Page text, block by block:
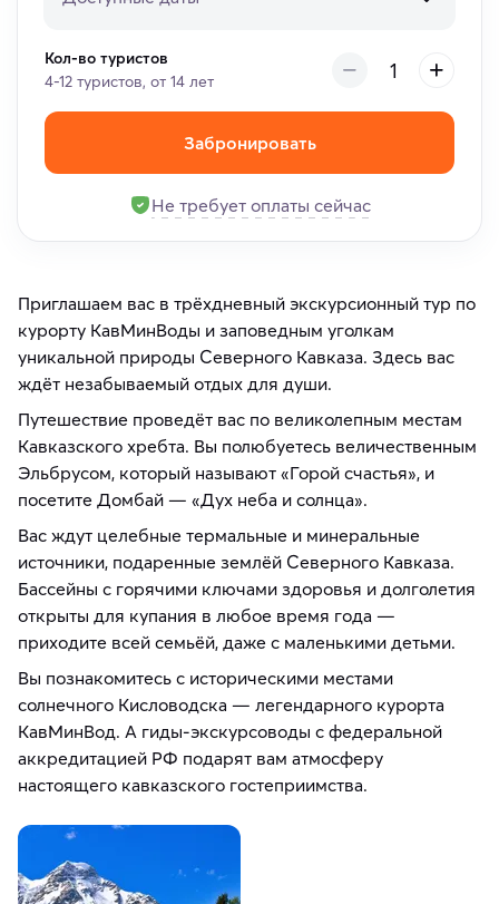
Кол-во туристов
4-12 туристов, от 14 лет
Забронировать
Не требует оплаты сейчас
Приглашаем вас в трёхдневный экскурсионный тур по
курорту КавМинВоды и заповедным уголкам
уникальной природы Северного Кавказа. Здесь вас
ждёт незабываемый отдых для души.
Путешествие проведёт вас по великолепным местам
Кавказского хребта. Вы полюбуетесь величественным
Эльбрусом, который называют «Горой счастья», и
посетите Домбай — «Дух неба и солнца».
Вас ждут целебные термальные и минеральные
источники, подаренные землёй Северного Кавказа.
Бассейны с горячими ключами здоровья и долголетия
открыты для купания в любое время года —
приходите всей семьёй, даже с маленькими детьми.
Вы познакомитесь с историческими местами
солнечного Кисловодска — легендарного курорта
КавМинВод. А гиды‑экскурсоводы с федеральной
аккредитацией РФ подарят вам атмосферу
настоящего кавказского гостеприимства.